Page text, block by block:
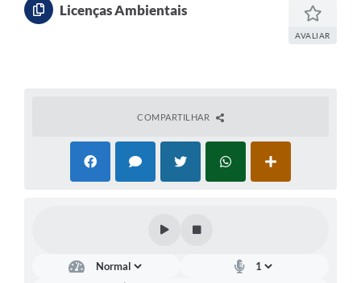
Licenças Ambientais
AVALIAR
COMPARTILHAR